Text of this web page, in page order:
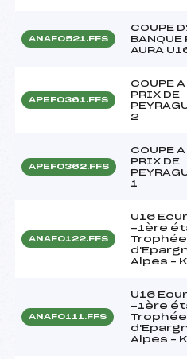
ANAF0521.FFS
COUPE
BANQUE
AURA
APEF0361.FFS
COUPE
PRIX DE
2
APEF0362.FFS
COUPE
PRIX DE
1
ANAF0122.FFS
U16
-1ère
Alpes –
ANAF0111.FFS
U16
-1ère
Alpes –